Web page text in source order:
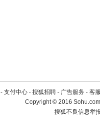
- 支付中心 - 搜狐招聘 - 广告服务 - 客
Copyright©2016
搜狐不良信息举